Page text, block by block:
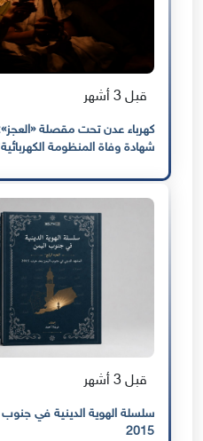
قبل 3 أشهر
شهادة وفاة المنظومة
قبل 3 أشهر
سلسلة الهوية الدينية في
2015